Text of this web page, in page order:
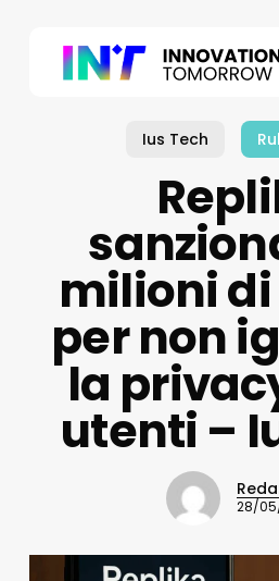
Ius Tech
milioni
per non
la
utenti –
28/